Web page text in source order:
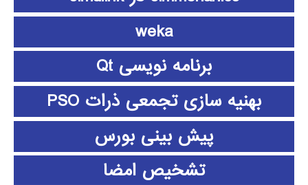
weka
برنامه نویسی Qt
بهنیه سازی تجمعی ذرات PSO
پیش بینی بورس
تشخیص امضا